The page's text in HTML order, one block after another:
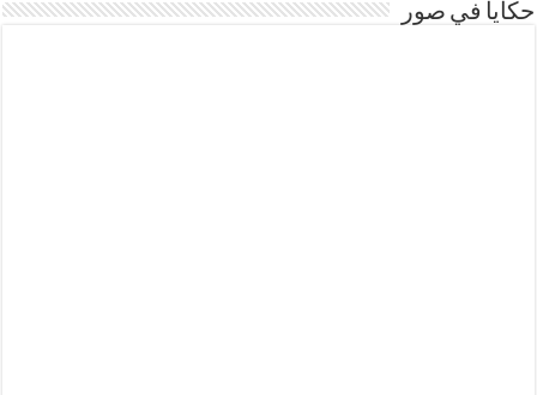
حكايا في صور